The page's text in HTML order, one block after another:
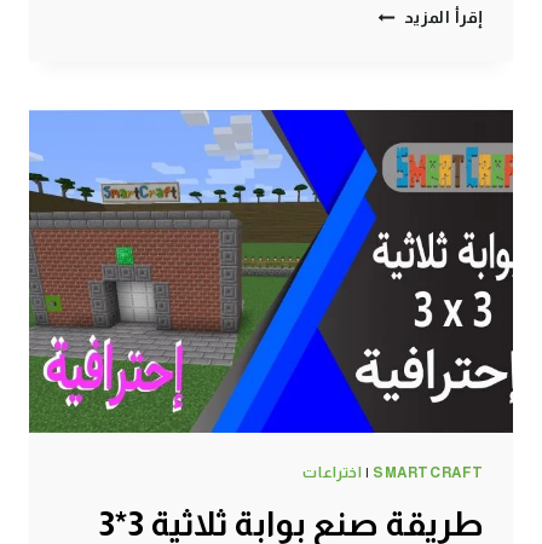
إقرأ المزيد طريقة
اوتوماتيكية
وبسيطة
ماين
كرافت
SMARTCRAFT
| اختراعات
طريقة صنع بوابة ثلاثية 3*3